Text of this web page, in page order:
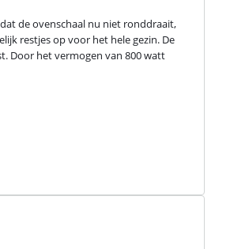
de ovenschaal nu niet ronddraait,
restjes op voor het hele gezin. De
Door het vermogen van 800 watt